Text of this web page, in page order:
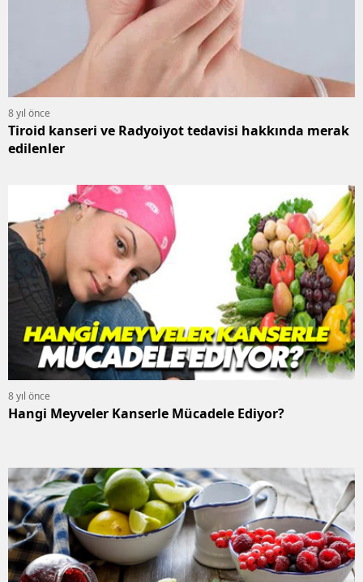
8 yıl önce
Tiroid kanseri ve Radyoiyot tedavisi hakkında merak
edilenler
8 yıl önce
Hangi Meyveler Kanserle Mücadele Ediyor?